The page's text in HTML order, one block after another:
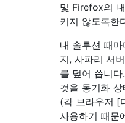
및 Firefox의
키지 않도록한
내 솔루션 때
지, 사파리 서
를 덮어 씁니
것을 동기화
(각 브라우저 [
사용하기 때문